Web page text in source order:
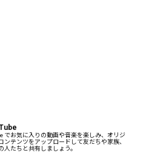
でお気に入りの動画や音楽を楽しみ、オリジ
ンテンツをアップロードして友だちや家族、
人たちと共有しましょう。